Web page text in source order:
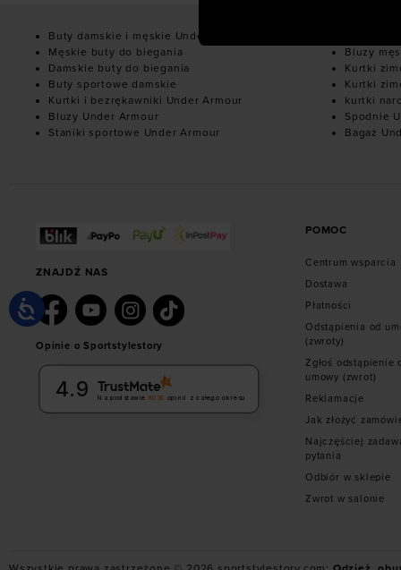
społecznościowych).
Buty damskie i męskie Under Armour
Męskie buty do biegania
Damskie buty do biegania
Buty sportowe damskie
Kurtki i bezrękawniki Under Armour
Bluzy Under Armour
Staniki sportowe Under Armour
Bluzy
Kurtki
Kurtki
kurtki
Spodnie
Bagaż
ZNAJDŹ NAS
Opinie o Sportstylestory
4.9 Na podstawie 6036 opinii z całego okresu
POMOC
Centrum wsparcia
Dostawa
Płatności
Odstąpienia od
(zwroty)
Zgłoś odstąpienie
umowy (zwrot)
Reklamacje
Jak złożyć
Najczęściej
pytania
Odbiór w sklepie
Zwrot w salonie